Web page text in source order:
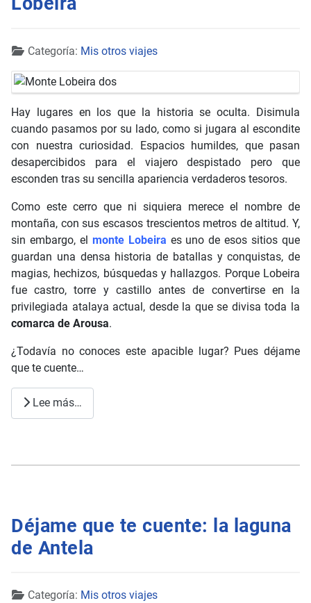
Detalles
Categoría: Mis otros viajes
Hay lugares en los que la historia se oculta. Disimula
cuando pasamos por su lado, como si jugara al escondite
con nuestra curiosidad. Espacios humildes, que pasan
desapercibidos para el viajero despistado pero que
esconden tras su sencilla apariencia verdaderos tesoros.
Como este cerro que ni siquiera merece el nombre de
montaña, con sus escasos trescientos metros de altitud. Y,
sin embargo, el monte Lobeira es uno de esos sitios que
guardan una densa historia de batallas y conquistas, de
magias, hechizos, búsquedas y hallazgos. Porque Lobeira
fue castro, torre y castillo antes de convertirse en la
privilegiada atalaya actual, desde la que se divisa toda la
comarca de Arousa.
¿Todavía no conoces este apacible lugar? Pues déjame
que te cuente…
Lee más…
Déjame que te cuente: la laguna
de Antela
Detalles
Categoría: Mis otros viajes